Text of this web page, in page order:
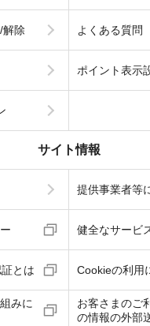
解除 よくある質問
ポイント表示
サイト情報
提供事業者等
健全なサービ
とは Cookieの利用
みに
お客さまのご
の情報の外部